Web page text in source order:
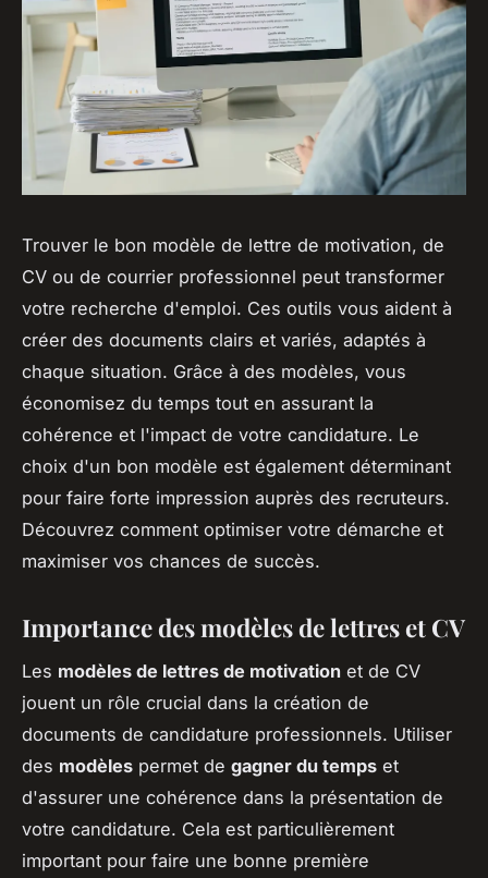
Trouver le bon modèle de lettre de motivation, de
CV ou de courrier professionnel peut transformer
votre recherche d'emploi. Ces outils vous aident à
créer des documents clairs et variés, adaptés à
chaque situation. Grâce à des modèles, vous
économisez du temps tout en assurant la
cohérence et l'impact de votre candidature. Le
choix d'un bon modèle est également déterminant
pour faire forte impression auprès des recruteurs.
Découvrez comment optimiser votre démarche et
maximiser vos chances de succès.
Importance des modèles de lettres et CV
Les modèles de lettres de motivation et de CV
jouent un rôle crucial dans la création de
documents de candidature professionnels. Utiliser
des modèles permet de gagner du temps et
d'assurer une cohérence dans la présentation de
votre candidature. Cela est particulièrement
important pour faire une bonne première